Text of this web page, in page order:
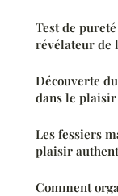
Test de
révélateur de
Découverte
dans le
Les fessiers
plaisir
Comment